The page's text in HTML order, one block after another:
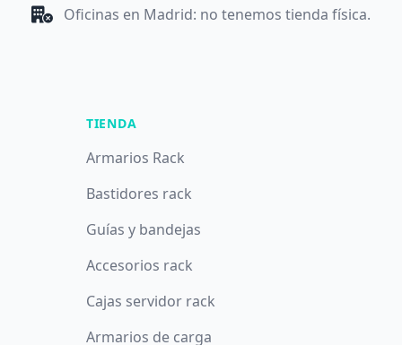
Oficinas en Madrid: no tenemos tienda física.
TIENDA
Armarios Rack
Bastidores rack
Guías y bandejas
Accesorios rack
Cajas servidor rack
Armarios de carga